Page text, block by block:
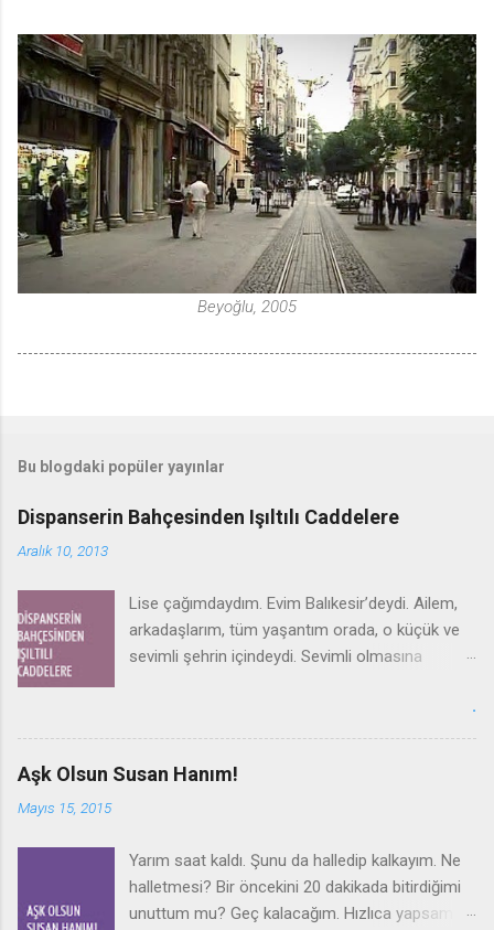
Beyoğlu, 2005
Bu blogdaki popüler yayınlar
Dispanserin Bahçesinden Işıltılı Caddelere
Aralık 10, 2013
Lise çağımdaydım. Evim Balıkesir’deydi. Ailem,
arkadaşlarım, tüm yaşantım orada, o küçük ve
sevimli şehrin içindeydi. Sevimli olmasına
hissi veren, sınırlı, kapalı bir yerdi. Sanki hayatın
.
Aşk Olsun Susan Hanım!
Mayıs 15, 2015
Yarım saat kaldı. Şunu da halledip kalkayım. Ne
halletmesi? Bir öncekini 20 dakikada bitirdiğimi
unuttum mu? Geç kalacağım. Hızlıca yapsam?